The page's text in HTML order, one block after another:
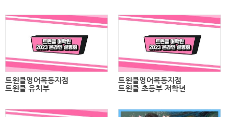
트윈클영어목동지점
트윈클 유치부
트윈클영어목동지점
트윈클 초등부 저학년